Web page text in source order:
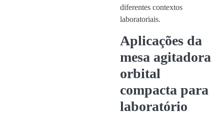
diferentes contextos
laboratoriais.
Aplicações da
mesa agitadora
orbital
compacta para
laboratório